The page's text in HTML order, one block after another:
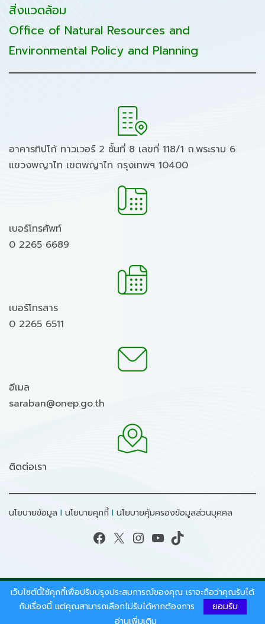
สิ่งแวดล้อม
Office of Natural Resources and
Environmental Policy and Planning
อาคารทิปโก้ ทาวเวอร์ 2 ชั้นที่ 8 เลขที่ 118/1 ถ.พระราม 6
แขวงพญาไท เขตพญาไท กรุงเทพฯ 10400
เบอร์โทรศัพท์
0 2265 6689
เบอร์โทรสาร
0 2265 6511
อีเมล
saraban@onep.go.th
ติดต่อเรา
นโยบายข้อมูล I นโยบายคุกกี้ I นโยบายคุ้มครองข้อมูลส่วนบุคคล
Facebook X Instagram YouTube TikTok
สงวนลิขสิทธิ์ © 2026 - สำนักงานนโยบายและแผน
ทรัพยากรธรรมชาติและสิ่งแวดล้อม.
เว็บไซต์นี้ใช้คุกกี้เพื่อปรับปรุงประสบการณ์ของคุณ เราจะถือว่าคุณรับได้
กับเรื่องนี้ แต่คุณสามารถเลือกไม่รับได้หากต้องการ
ยอมรับ
อ่านเพิ่มเติม